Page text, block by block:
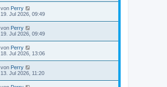
von Perry
19. Jul 2026, 09:49
von Perry
19. Jul 2026, 09:49
von Perry
18. Jul 2026, 13:06
von Perry
13. Jul 2026, 11:20